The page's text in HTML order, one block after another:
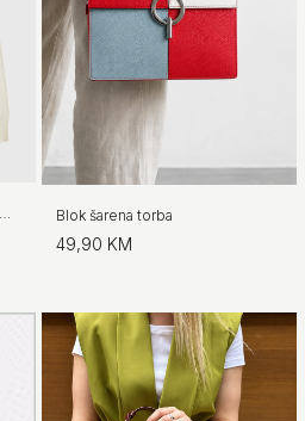
Blok šarena torba
49,90 KM